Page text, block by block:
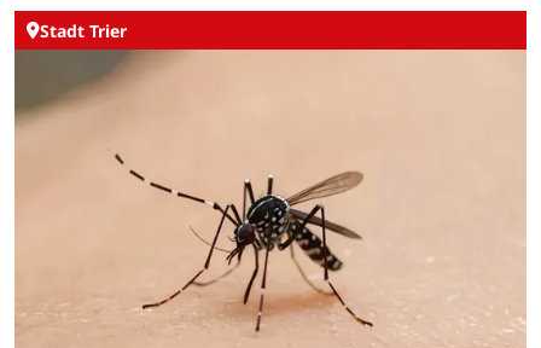
Stadt Trier